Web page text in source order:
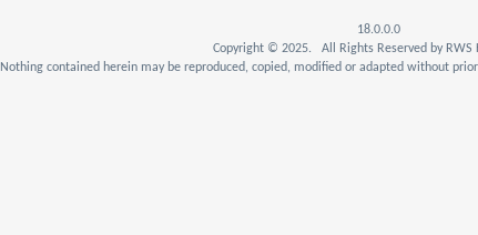
18.0.0.0
Copyright © 2025. All Rights Reserved by RWS
Nothing contained herein may be reproduced, copied, modified or adapted without